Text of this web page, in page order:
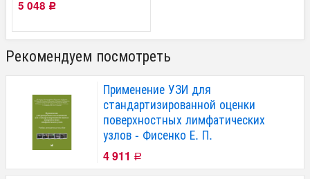
5 048 Р
Рекомендуем посмотреть
Применение УЗИ для
стандартизированной оценки
поверхностных лимфатических
узлов - Фисенко Е. П.
4 911 Р